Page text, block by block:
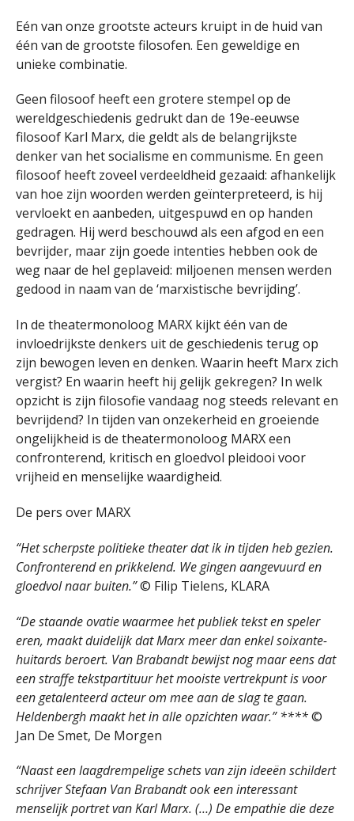
Eén van onze grootste acteurs kruipt in de huid van
één van de grootste filosofen. Een geweldige en
unieke combinatie.
Geen filosoof heeft een grotere stempel op de
wereldgeschiedenis gedrukt dan de 19e-eeuwse
filosoof Karl Marx, die geldt als de belangrijkste
denker van het socialisme en communisme. En geen
filosoof heeft zoveel verdeeldheid gezaaid: afhankelijk
van hoe zijn woorden werden geïnterpreteerd, is hij
vervloekt en aanbeden, uitgespuwd en op handen
gedragen. Hij werd beschouwd als een afgod en een
bevrijder, maar zijn goede intenties hebben ook de
weg naar de hel geplaveid: miljoenen mensen werden
gedood in naam van de ‘marxistische bevrijding’.
In de theatermonoloog MARX kijkt één van de
invloedrijkste denkers uit de geschiedenis terug op
zijn bewogen leven en denken. Waarin heeft Marx zich
vergist? En waarin heeft hij gelijk gekregen? In welk
opzicht is zijn filosofie vandaag nog steeds relevant en
bevrijdend? In tijden van onzekerheid en groeiende
ongelijkheid is de theatermonoloog MARX een
confronterend, kritisch en gloedvol pleidooi voor
vrijheid en menselijke waardigheid.
De pers over MARX
“Het scherpste politieke theater dat ik in tijden heb gezien.
Confronterend en prikkelend. We gingen aangevuurd en
gloedvol naar buiten.”© Filip Tielens, KLARA
“De staande ovatie waarmee het publiek tekst en speler
eren, maakt duidelijk dat Marx meer dan enkel soixante-
huitards beroert. Van Brabandt bewijst nog maar eens dat
een straffe tekstpartituur het mooiste vertrekpunt is voor
een getalenteerd acteur om mee aan de slag te gaan.
Heldenbergh maakt het in alle opzichten waar.” ****©
Jan De Smet, De Morgen
“Naast een laagdrempelige schets van zijn ideeën schildert
schrijver Stefaan Van Brabandt ook een interessant
menselijk portret van Karl Marx. (…) De empathie die deze